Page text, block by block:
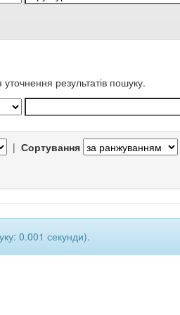
результатів пошуку.
| Сортування
0.001 секунди).